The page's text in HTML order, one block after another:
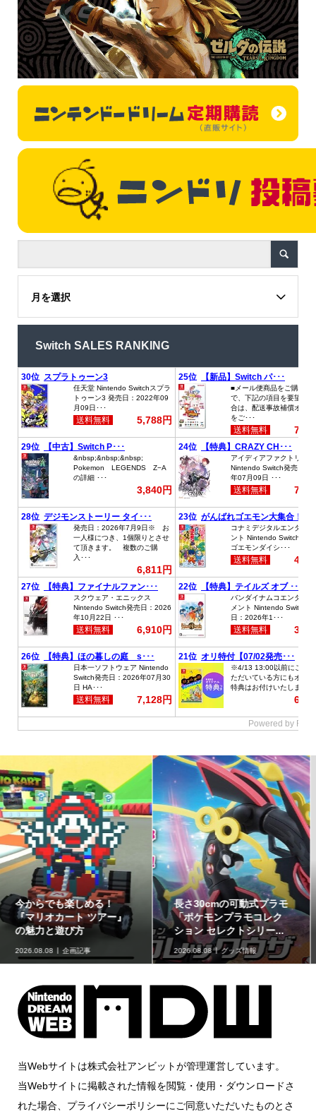
月を選択
Switch SALES RANKING
ゲームフリーク公式チャ
ンネルにて『ぽこ あ ポケ
モン』開発エピソード...
2026.08.07 ニュース
最初のパートナーポケモ
ンなど30種！「ポケット
モンスター30周年 ミニ...
2026.08.07 グッズ情報
当Webサイトは株式会社アンビットが管理運営しています。
当Webサイトに掲載された情報を閲覧・使用・ダウンロードさ
れた場合、プライバシーポリシーにご同意いただいたものとさ